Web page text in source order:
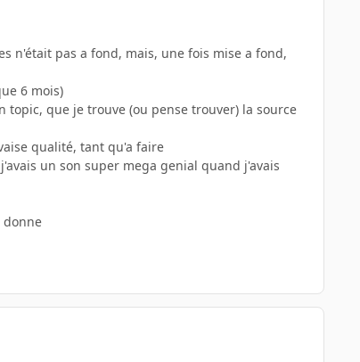
n'était pas a fond, mais, une fois mise a fond,
6 mois)
topic, que je trouve (ou pense trouver) la source
qualité, tant qu'a faire
un son super mega genial quand j'avais
donne